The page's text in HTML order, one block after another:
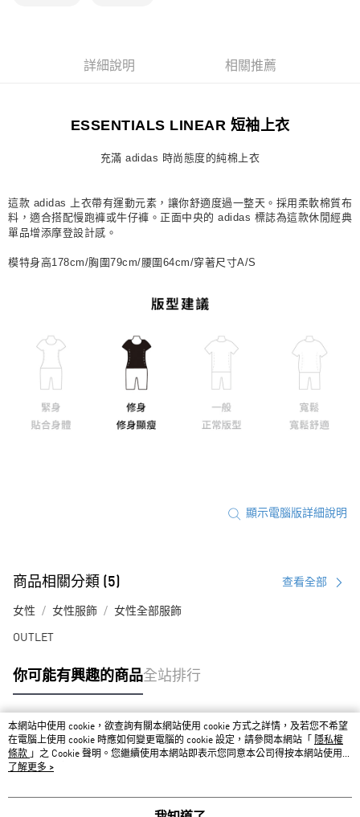
每筆NT$80，滿NT$1,500(含以上)免運費
每筆NT$80，滿NT$1,500(含以上)免運費
付款後門市自取
每筆NT$80，滿NT$1,500(含以上)免運費
詳細說明 相關推薦
ESSENTIALS LINEAR 短袖上衣
充滿 adidas 時尚態度的純棉上衣
這款 adidas 上衣帶有運動元素，讓你舒適度過一整天。採用柔軟棉質布
料，適合搭配慢跑褲或牛仔褲。正面中央的 adidas 標誌為這款休閒經典
單品增添摩登設計感。
模特身高178cm/胸圍79cm/腰圍64cm/穿著尺寸A/S
顯示電腦版詳細說明
商品相關分類 (5) 查看全部
女性 女性服飾 女性全部服飾
OUTLET
你可能有興趣的商品全站排行
熱門標籤
本網站中使用 cookie，欲查詢有關本網站使用 cookie 方式之詳情，及若您不希望
在電腦上使用 cookie 時應如何變更電腦的 cookie 設定，請參閱本網站「
隱私權
條款 」之 Cookie 聲明。您繼續使用本網站即表示您同意本公司得按本網站使用條
款之 Cookie 聲明使用 cookie。
了解更多 >